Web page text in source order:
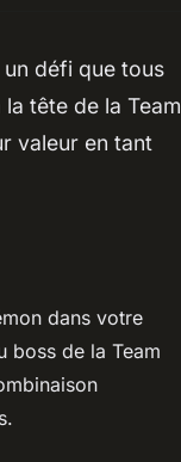
défi que tous
tête de la Team
valeur en tant
dans votre
boss de la Team